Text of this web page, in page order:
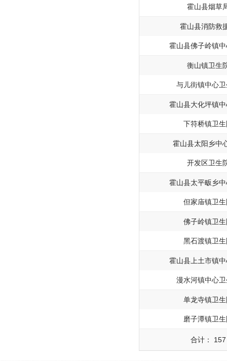
霍山县烟草
霍山县消防救
霍山县佛子岭镇
衡山镇卫生
与儿街镇中心
霍山县大化坪镇
下符桥镇卫
霍山县太阳乡中
开发区卫生
霍山县太平畈乡
但家庙镇卫
佛子岭镇卫
黑石渡镇卫
霍山县上土市镇
漫水河镇中心
单龙寺镇卫
磨子潭镇卫
合计： 157